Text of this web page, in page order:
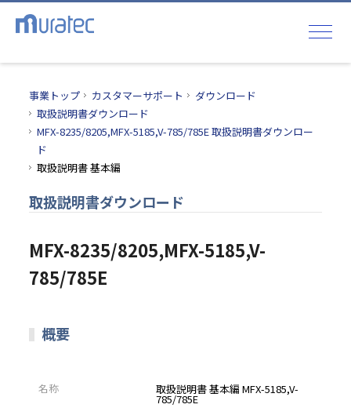
事業トップ カスタマーサポート
ダウンロード
取扱説明書ダウンロード
MFX-8235/8205,MFX-5185,V-785/785E 取扱説明書ダウンロー
ド
取扱説明書 基本編
取扱説明書ダウンロード
MFX-8235/8205,MFX-5185,V-
785/785E
概要
名称 取扱説明書 基本編 MFX-5185,V-
785/785E